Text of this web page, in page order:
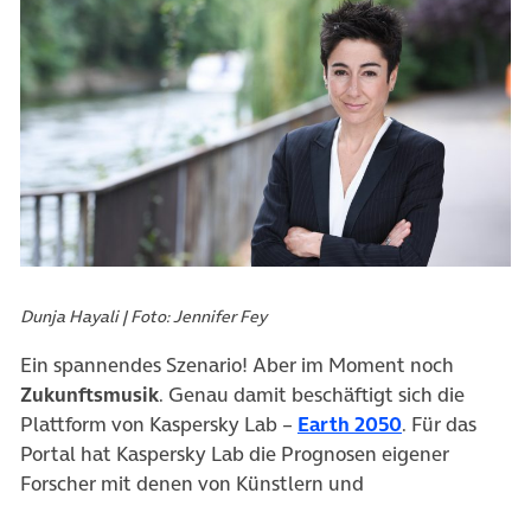
Dunja Hayali | Foto: Jennifer Fey
Ein spannendes Szenario! Aber im Moment noch
Zukunftsmusik. Genau damit beschäftigt sich die
Plattform von Kaspersky Lab – Earth 2050(öffnet in
. Für das
Portal hat Kaspersky Lab die Prognosen eigener
Forscher mit denen von Künstlern und